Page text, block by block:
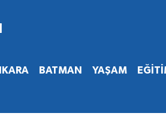
BATMAN YAŞAM